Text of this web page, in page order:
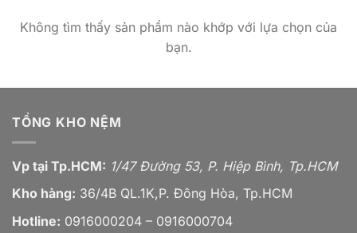
Không tìm thấy sản phẩm nào khớp với lựa chọn của
bạn.
TỔNG KHO NỆM
Vp tại Tp.HCM: 1/47 Đường 53, P. Hiệp Bình, Tp.HCM
Kho hàng: 36/4B QL.1K,P. Đông Hòa, Tp.HCM
Hotline: 0916000204 – 0916000704